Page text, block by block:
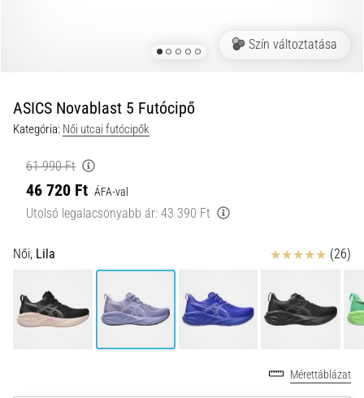
egyszer
minden
futót
elér,
legyen
szó
amatőrről
profiról.
Mik
fájdalom…
Szín változtatása
ASICS Novablast 5 Futócipő
Kategória: Női utcai futócipők
61 990 Ft
46 720 Ft ÁFA-val
Utolsó legalacsonyabb ár: 43 390 Ft
Női, Lila Értékelés (26)
Mérettáblázat